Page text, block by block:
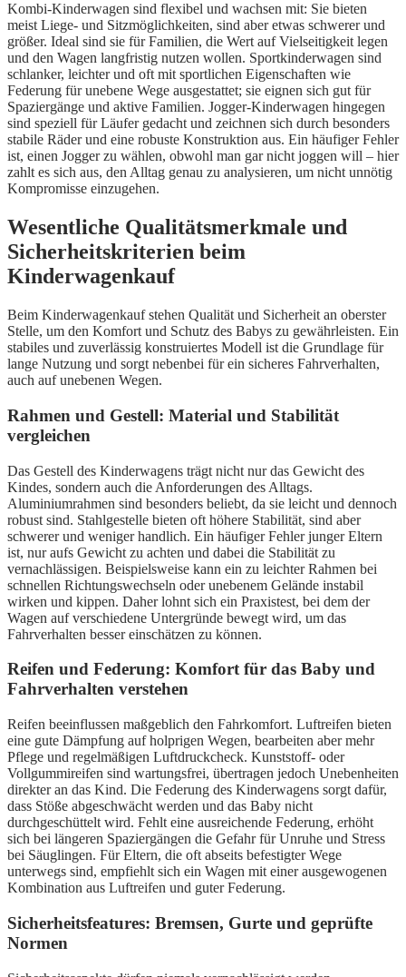
Kombi-Kinderwagen sind flexibel und wachsen mit: Sie bieten
meist Liege- und Sitzmöglichkeiten, sind aber etwas schwerer und
größer. Ideal sind sie für Familien, die Wert auf Vielseitigkeit legen
und den Wagen langfristig nutzen wollen. Sportkinderwagen sind
schlanker, leichter und oft mit sportlichen Eigenschaften wie
Federung für unebene Wege ausgestattet; sie eignen sich gut für
Spaziergänge und aktive Familien. Jogger-Kinderwagen hingegen
sind speziell für Läufer gedacht und zeichnen sich durch besonders
stabile Räder und eine robuste Konstruktion aus. Ein häufiger Fehler
ist, einen Jogger zu wählen, obwohl man gar nicht joggen will – hier
zahlt es sich aus, den Alltag genau zu analysieren, um nicht unnötig
Kompromisse einzugehen.
Wesentliche Qualitätsmerkmale und
Sicherheitskriterien beim
Kinderwagenkauf
Beim Kinderwagenkauf stehen Qualität und Sicherheit an oberster
Stelle, um den Komfort und Schutz des Babys zu gewährleisten. Ein
stabiles und zuverlässig konstruiertes Modell ist die Grundlage für
lange Nutzung und sorgt nebenbei für ein sicheres Fahrverhalten,
auch auf unebenen Wegen.
Rahmen und Gestell: Material und Stabilität
vergleichen
Das Gestell des Kinderwagens trägt nicht nur das Gewicht des
Kindes, sondern auch die Anforderungen des Alltags.
Aluminiumrahmen sind besonders beliebt, da sie leicht und dennoch
robust sind. Stahlgestelle bieten oft höhere Stabilität, sind aber
schwerer und weniger handlich. Ein häufiger Fehler junger Eltern
ist, nur aufs Gewicht zu achten und dabei die Stabilität zu
vernachlässigen. Beispielsweise kann ein zu leichter Rahmen bei
schnellen Richtungswechseln oder unebenem Gelände instabil
wirken und kippen. Daher lohnt sich ein Praxistest, bei dem der
Wagen auf verschiedene Untergründe bewegt wird, um das
Fahrverhalten besser einschätzen zu können.
Reifen und Federung: Komfort für das Baby und
Fahrverhalten verstehen
Reifen beeinflussen maßgeblich den Fahrkomfort. Luftreifen bieten
eine gute Dämpfung auf holprigen Wegen, bearbeiten aber mehr
Pflege und regelmäßigen Luftdruckcheck. Kunststoff- oder
Vollgummireifen sind wartungsfrei, übertragen jedoch Unebenheiten
direkter an das Kind. Die Federung des Kinderwagens sorgt dafür,
dass Stöße abgeschwächt werden und das Baby nicht
durchgeschüttelt wird. Fehlt eine ausreichende Federung, erhöht
sich bei längeren Spaziergängen die Gefahr für Unruhe und Stress
bei Säuglingen. Für Eltern, die oft abseits befestigter Wege
unterwegs sind, empfiehlt sich ein Wagen mit einer ausgewogenen
Kombination aus Luftreifen und guter Federung.
Sicherheitsfeatures: Bremsen, Gurte und geprüfte
Normen